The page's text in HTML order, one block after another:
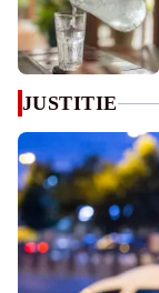
JUSTITIE